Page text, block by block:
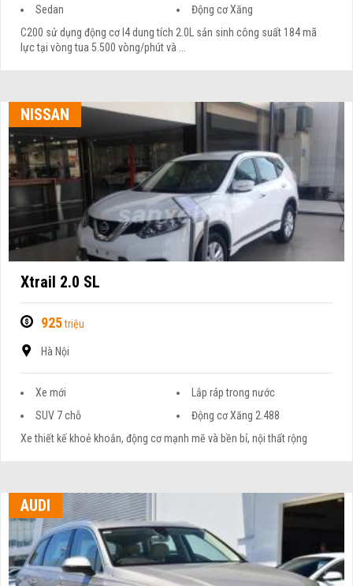
Sedan
Động cơ Xăng
C200 sử dụng động cơ I4 dung tích 2.0L sản sinh công suất 184 mã
lực tại vòng tua 5.500 vòng/phút và ...
NISSAN
Xtrail 2.0 SL
925triệu
Hà Nội
Xe mới
Lắp ráp trong nước
SUV 7 chỗ
Động cơ Xăng 2.488
Xe thiết kế khoẻ khoắn, động cơ mạnh mẽ và bền bỉ, nội thất rộng
AUDI